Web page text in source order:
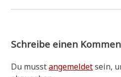
Schreibe einen
Du musstangemeldetsein,